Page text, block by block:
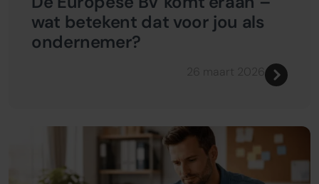
wat betekent dat voor jou als
ondernemer?